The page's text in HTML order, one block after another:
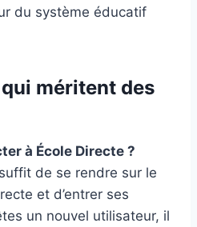
du système éducatif
méritent des
à École Directe ?
de se rendre sur le
et d’entrer ses
un nouvel utilisateur, il